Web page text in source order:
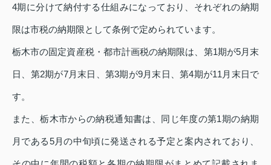
4期に分けて納付する仕組みになっており、それぞれの納期
限は市税の納期限として条例で定められています。
栃木市の固定資産税・都市計画税の納期限は、第1期が5月末
日、第2期が7月末日、第3期が9月末日、第4期が11月末日で
す。
また、栃木市からの納税通知書は、同じ年度の第1期の納期
月である5月の中旬頃に発送される予定と案内されており、